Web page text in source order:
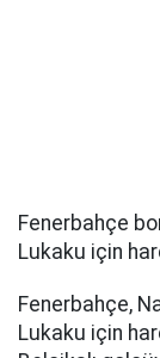
Fenerbahçe
Lukaku için
Fenerbahçe,
Lukaku için